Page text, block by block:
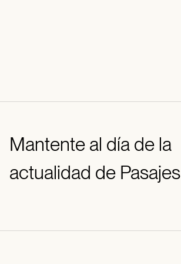
Mantente al día de la
actualidad de Pasajes